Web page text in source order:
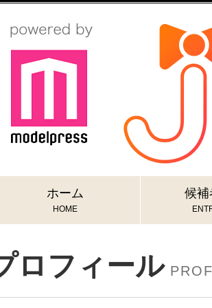
ホーム
HOME
候補
ロフィール